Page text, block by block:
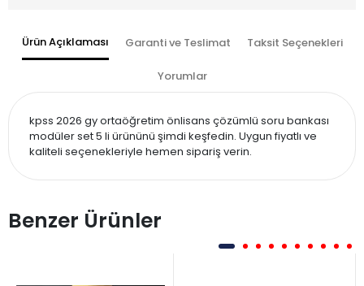
Ürün Açıklaması Garanti ve Teslimat Taksit Seçenekleri
Yorumlar
kpss 2026 gy ortaöğretim önlisans çözümlü soru bankası
modüler set 5 li ürününü şimdi keşfedin. Uygun fiyatlı ve
kaliteli seçenekleriyle hemen sipariş verin.
Benzer Ürünler